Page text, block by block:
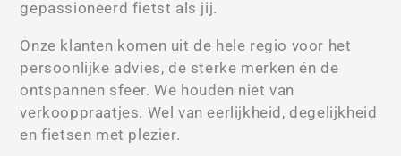
gepassioneerd fietst als jij.
Onze klanten komen uit de hele regio voor het
persoonlijke advies, de sterke merken én de
ontspannen sfeer. We houden niet van
verkooppraatjes. Wel van eerlijkheid, degelijkheid
en fietsen met plezier.